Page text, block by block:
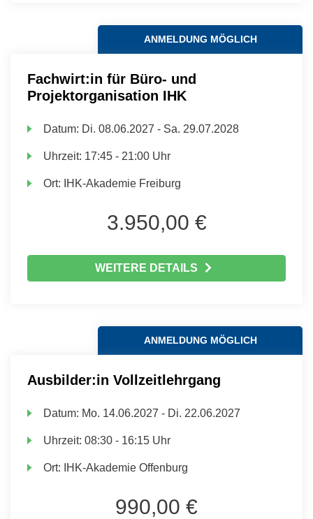
ANMELDUNG MÖGLICH
Fachwirt:in für Büro- und
Projektorganisation IHK
Datum: Di. 08.06.2027 - Sa. 29.07.2028
Uhrzeit: 17:45 - 21:00 Uhr
Ort: IHK-Akademie Freiburg
3.950,00 €
WEITERE DETAILS
ANMELDUNG MÖGLICH
Ausbilder:in Vollzeitlehrgang
Datum: Mo. 14.06.2027 - Di. 22.06.2027
Uhrzeit:08:30 - 16:15 Uhr
Ort: IHK-Akademie Offenburg
990,00 €